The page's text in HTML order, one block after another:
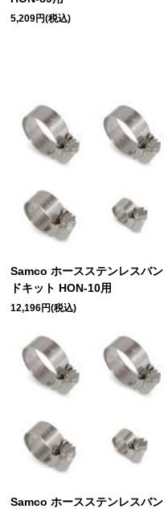
5,209円(税込)
Samco ホースステンレスバン
ドキット HON-10用
12,196円(税込)
Samco ホースステンレスバン